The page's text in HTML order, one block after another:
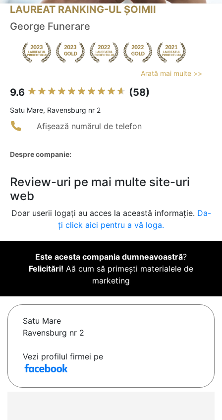
LAUREAT RANKING-UL ȘOIMII
George Funerare
Arată mai multe >>
9.6 (58)
Satu Mare, Ravensburg nr 2
Afișează numărul de telefon
Despre companie:
Review-uri pe mai multe site-uri
web
Doar userii logați au acces la această informație. Da-
ți click aici pentru a vă loga.
Este acesta compania dumneavoastră?
Felicitări! Aă cum să primești materialele de
marketing
Satu Mare
Ravensburg nr 2
Vezi profilul firmei pe